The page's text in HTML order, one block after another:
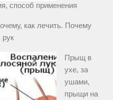
способ применения
как лечить. Почему
Прыщ в
ухе, за
ушами,
прыщи на